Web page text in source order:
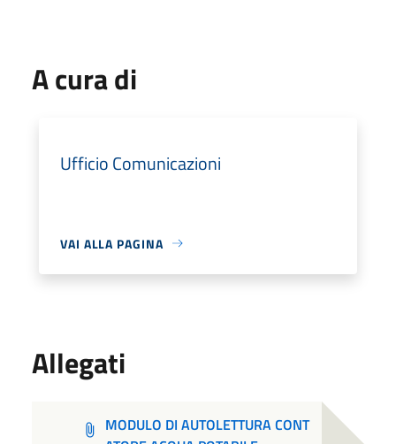
A cura di
Ufficio Comunicazioni
VAI ALLA PAGINA
Allegati
MODULO DI AUTOLETTURA CONT